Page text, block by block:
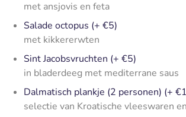
met ansjovis en feta
Salade octopus (+ €5)
met kikkererwten
Sint Jacobsvruchten (+ €5)
in bladerdeeg met mediterrane saus
Dalmatisch plankje (2 personen) (+
selectie van Kroatische vleeswaren